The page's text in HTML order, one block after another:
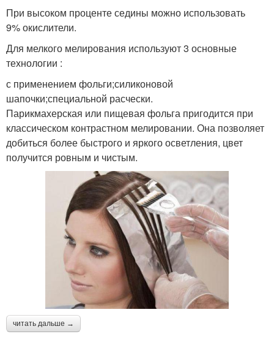
При высоком проценте седины можно использовать
9% окислители.
Для мелкого мелирования используют 3 основные
технологии :
с применением фольги;силиконовой
шапочки;специальной расчески.
Парикмахерская или пищевая фольга пригодится при
классическом контрастном мелировании. Она позволяет
добиться более быстрого и яркого осветления, цвет
получится ровным и чистым.
читать дальше →